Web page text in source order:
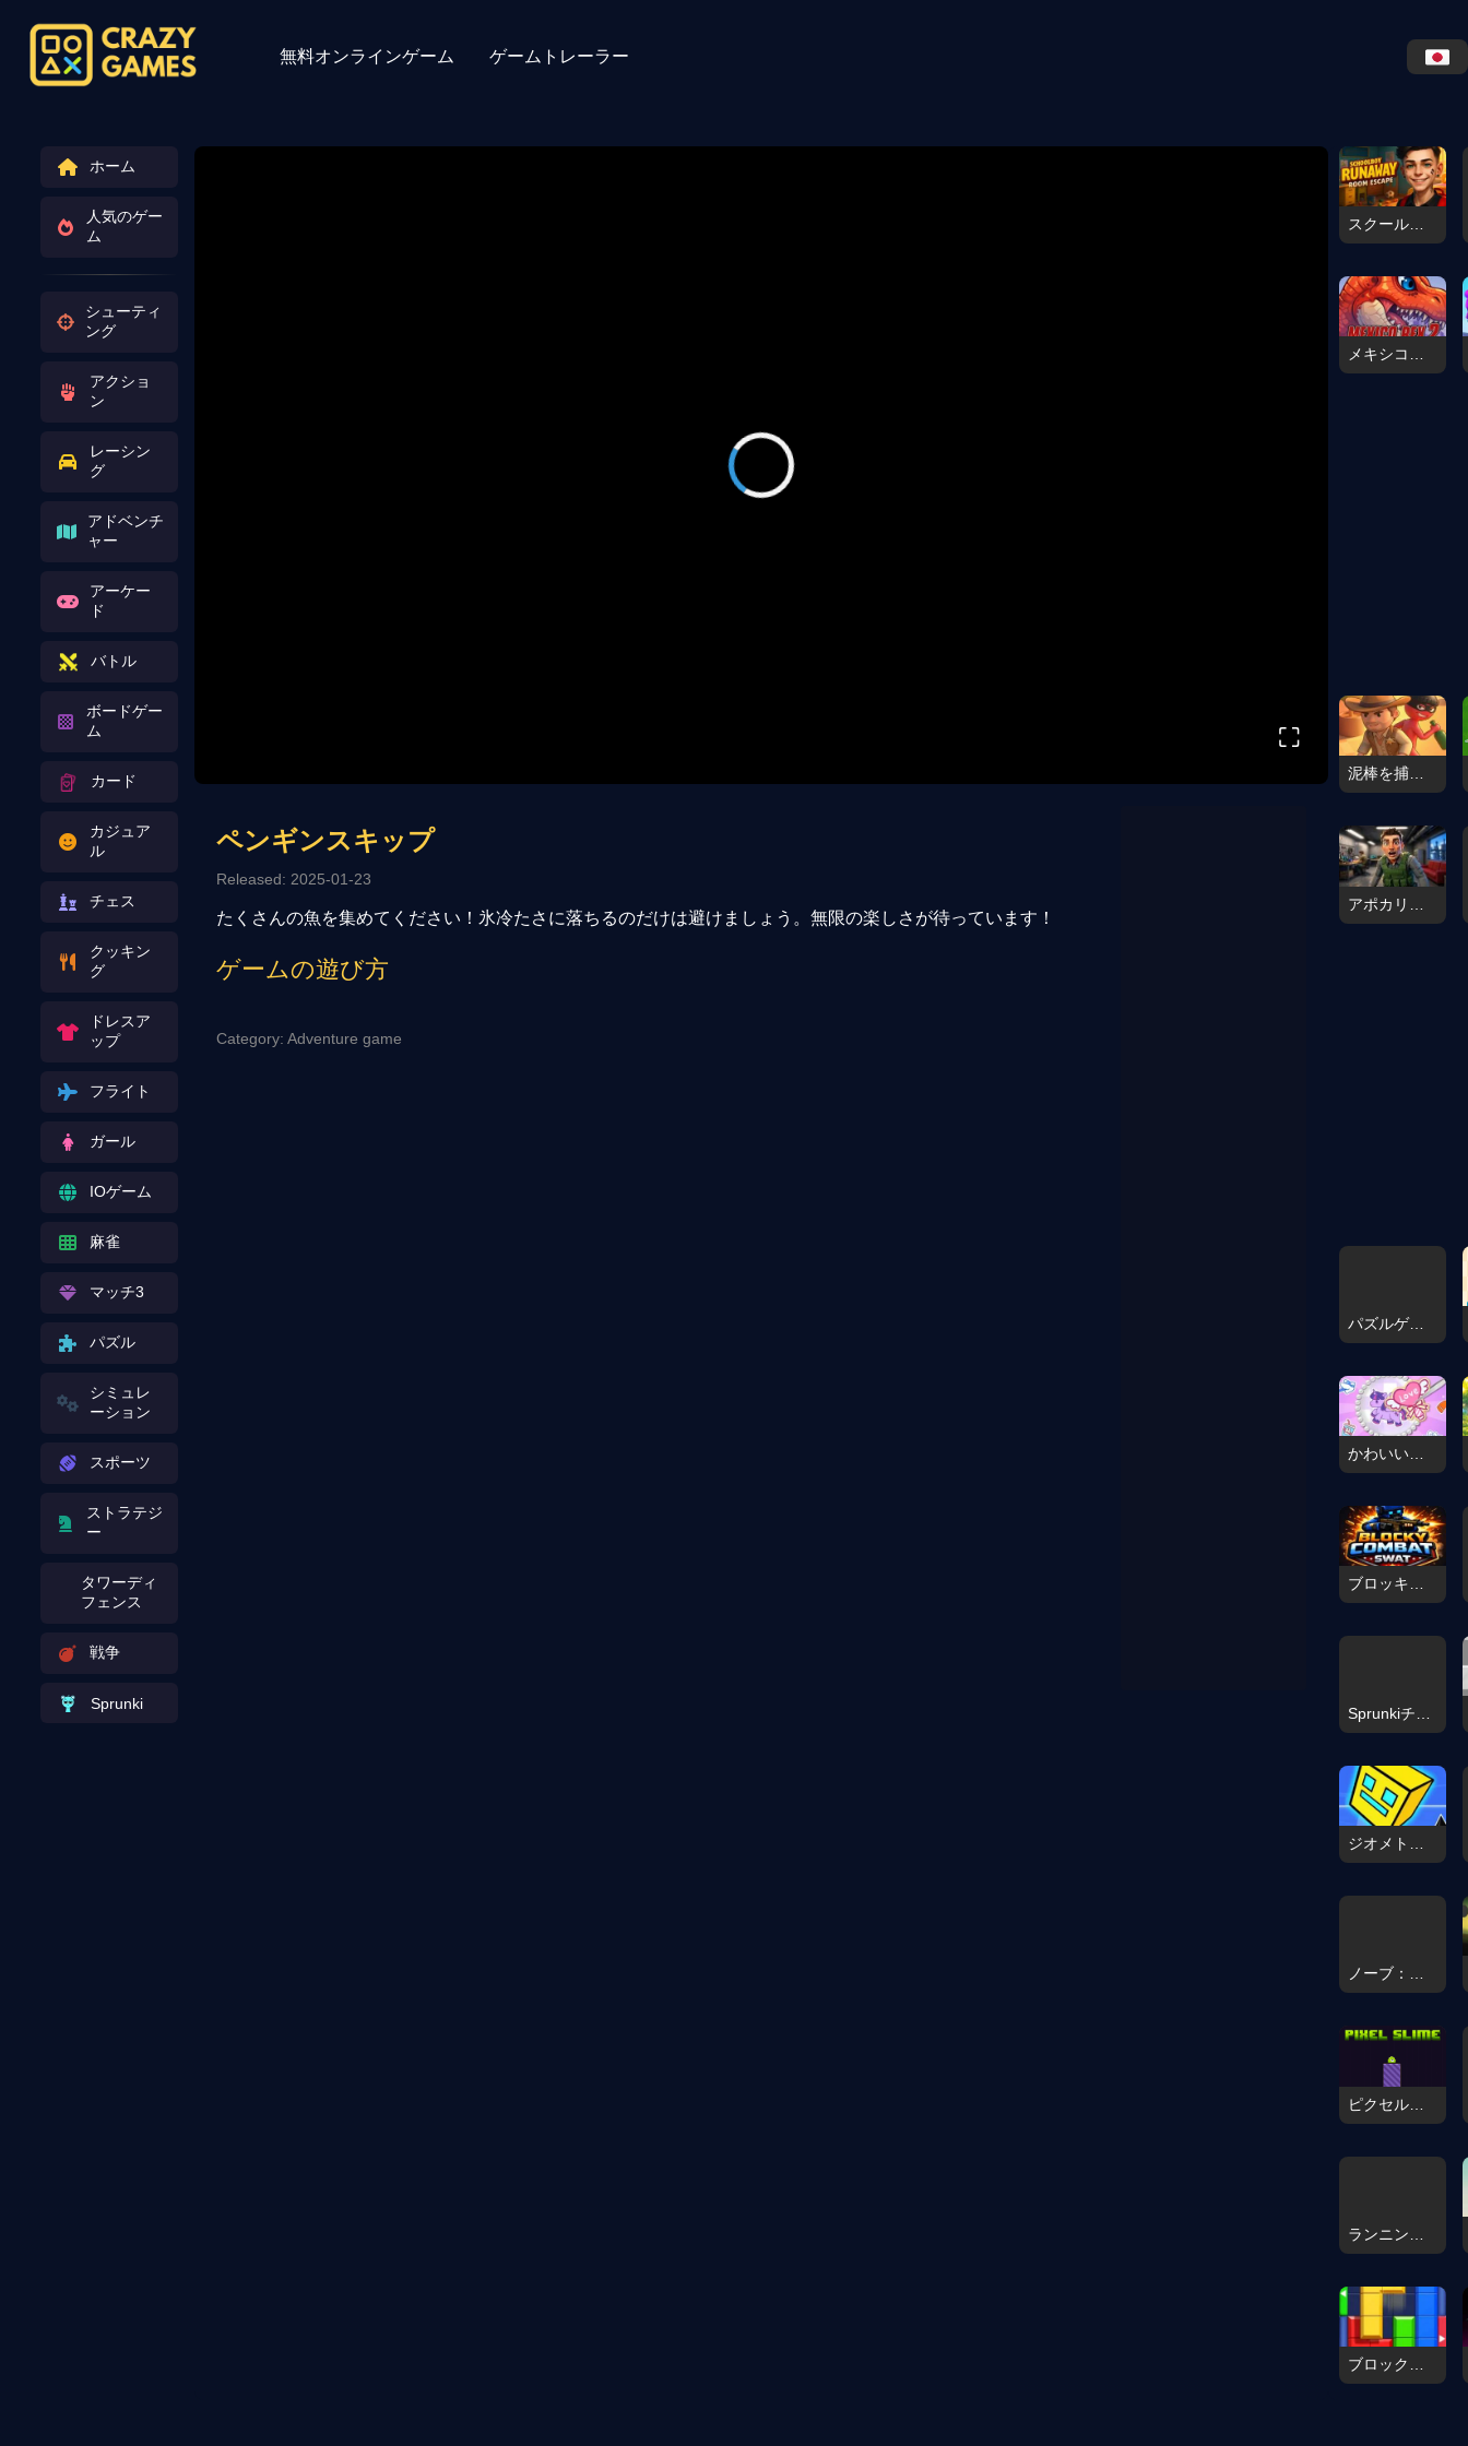
無料オンラインゲーム ゲームトレーラー
ホーム
人気のゲー
ム
シューティ
ング
アクショ
ン
レーシン
グ
アドベンチ
ャー
アーケー
ド
バトル
ボードゲー
ム
カード
カジュア
ル
チェス
クッキン
グ
ドレスア
ップ
フライト
ガール
IOゲーム
麻雀
マッチ3
パズル
シミュレ
ーション
スポーツ
ストラテジ
ー
タワーディ
フェンス
戦争
Sprunki
⛶
ペンギンスキップ
Released: 2025-01-23
たくさんの魚を集めてください！氷冷たさに落ちるのだけは避けましょう。無限の楽しさが待っています！
ゲームの遊び方
Category: Adventure game
スクールボーイランウェイ：ルームエスケープ
メキシコレックス2
泥棒を捕まえろ
パズルゲーム：お出かけの日
かわいいクラフトラボ
ジオメトリーダッシュ 3D
ノーブ：パルクール 2D
ピクセルスライム